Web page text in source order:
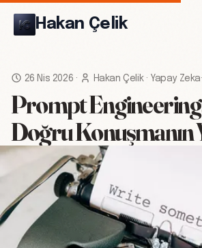
Hakan Çelik
26 Nis 2026 · Hakan Çelik· Yapay Zeka·
Prompt
Doğru Konuşmanın